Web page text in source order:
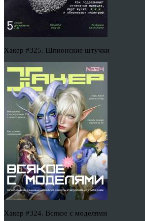
Хакер #325. Шпионские штучки
Хакер #324. Всякое с моделями